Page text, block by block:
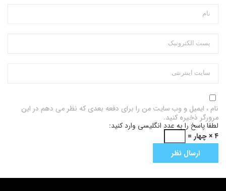
نام ، ایمیل و وب سایت من را برای دفعه بعدی که نظر می دهم در این
مرورگر ذخیره کنید.
لطفا پاسخ را به عدد انگلیسی وارد کنید:
۴ × چهار =